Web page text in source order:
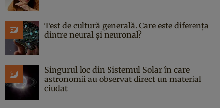
Test de cultură generală. Care este diferența
dintre neural și neuronal?
Singurul loc din Sistemul Solar în care
astronomii au observat direct un material
ciudat